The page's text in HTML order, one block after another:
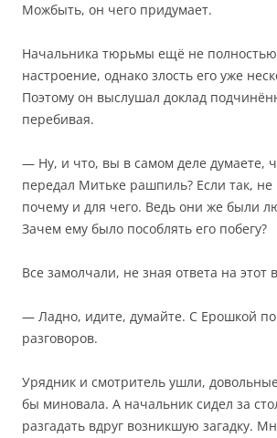
Можбыть, он чего придумает.
Начальника тюрьмы ещё не полностью
настроение, однако злость его уже
Поэтому он выслушал доклад
перебивая.
— Ну, и что, вы в самом деле думаете,
передал Митьке рашпиль? Если так, не
почему и для чего. Ведь они же были
Зачем ему было пособлять его побегу?
Все замолчали, не зная ответа на этот
— Ладно, идите, думайте. С Ерошкой
разговоров.
Урядник и смотритель ушли,
бы миновала. А начальник сидел за
разгадать вдруг возникшую загадку.